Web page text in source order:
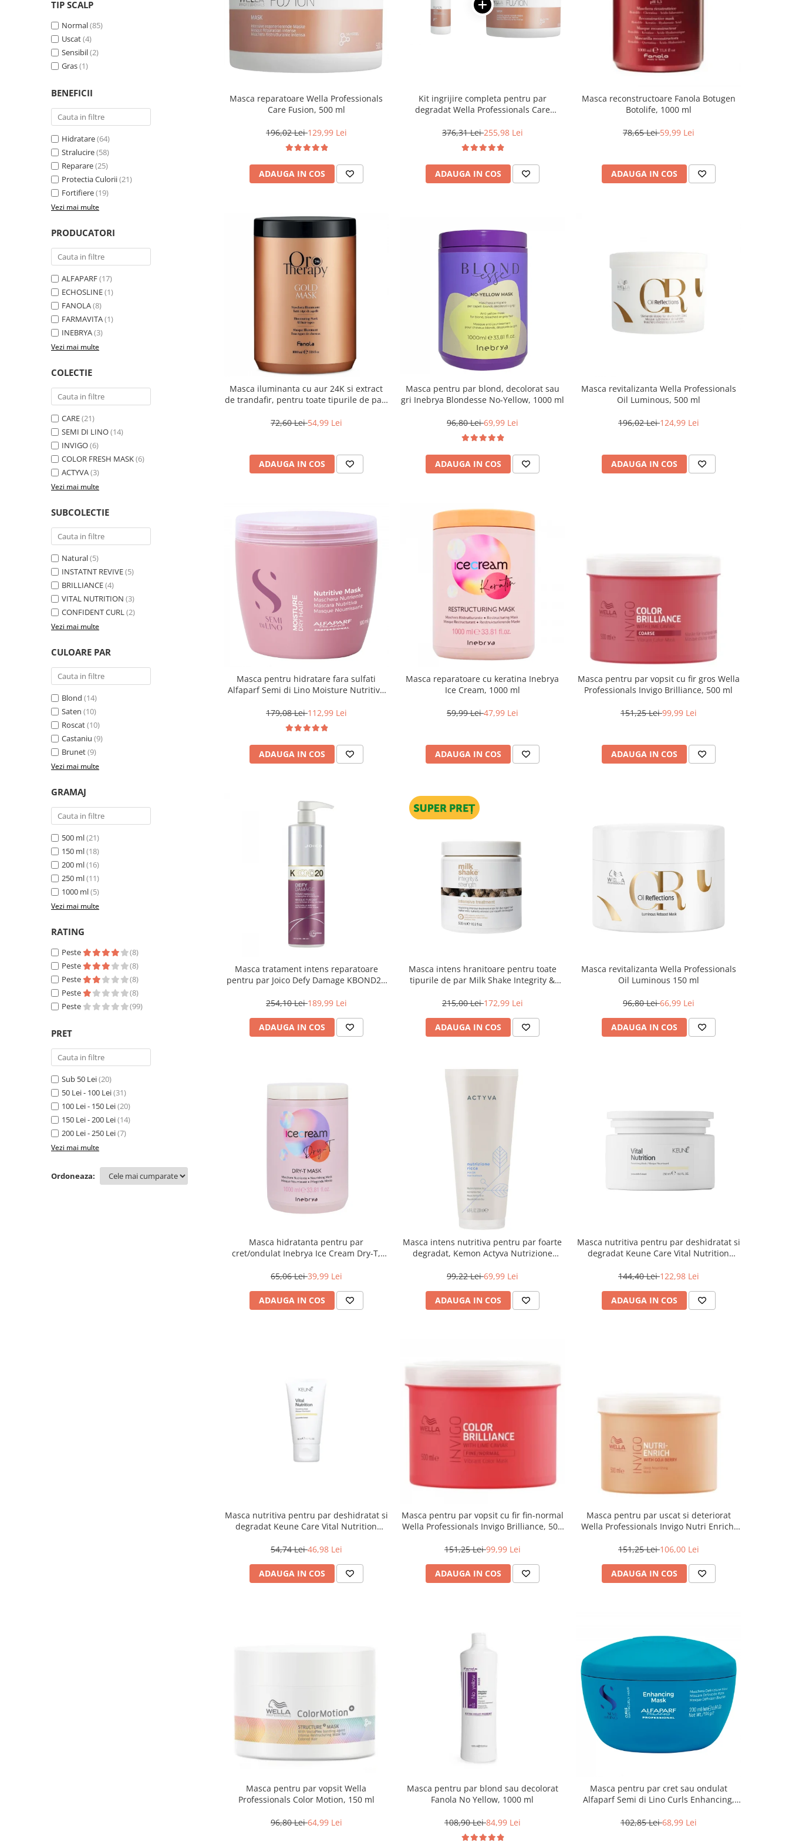
TIP SCALP
Normal(85)
Uscat(4)
Sensibil(2)
Gras(1)
BENEFICII
Hidratare(64)
Stralucire(58)
Reparare(25)
Protectia Culorii(21)
Fortifiere(19)
Vezi mai multe
PRODUCATORI
ALFAPARF(17)
ECHOSLINE(1)
FANOLA(8)
FARMAVITA(1)
INEBRYA(3)
Vezi mai multe
COLECTIE
CARE(21)
SEMI DI LINO(14)
INVIGO(6)
COLOR FRESH MASK(6)
ACTYVA(3)
Vezi mai multe
SUBCOLECTIE
Natural(5)
INSTATNT REVIVE(5)
BRILLIANCE(4)
VITAL NUTRITION (3)
CONFIDENT CURL(2)
Vezi mai multe
CULOARE PAR
Blond (14)
Saten (10)
Roscat(10)
Castaniu (9)
Brunet(9)
Vezi mai multe
GRAMAJ
500 ml(21)
150 ml(18)
200 ml(16)
250 ml(11)
1000 ml(5)
Vezi mai multe
RATING
Peste
(8)
Peste
(8)
Peste
(8)
Peste
(8)
Peste
(99)
PRET
Sub 50 Lei(20)
50 Lei - 100 Lei(31)
100 Lei - 150 Lei(20)
150 Lei - 200 Lei(14)
200 Lei - 250 Lei(7)
Vezi mai multe
Ordoneaza:
Masca reparatoare Wella Professionals
Care Fusion, 500 ml
196,02 Lei129,99 Lei
ADAUGA IN COS
Kit ingrijire completa pentru par
degradat Wella Professionals Care
376,31 Lei255,98 Lei
ADAUGA IN COS
Masca reconstructoare Fanola Botugen
Botolife, 1000 ml
78,65 Lei59,99 Lei
ADAUGA IN COS
Masca iluminanta cu aur 24K si extract
de trandafir, pentru toate tipurile de par,
72,60 Lei54,99 Lei
ADAUGA IN COS
Masca pentru par blond, decolorat sau
gri Inebrya Blondesse No-Yellow, 1000 ml
96,80 Lei69,99 Lei
ADAUGA IN COS
Masca revitalizanta Wella Professionals
Oil Luminous, 500 ml
196,02 Lei124,99 Lei
ADAUGA IN COS
Masca pentru hidratare fara sulfati
Alfaparf Semi di Lino Moisture Nutritive
179,08 Lei112,99 Lei
ADAUGA IN COS
Masca reparatoare cu keratina Inebrya
Ice Cream, 1000 ml
59,99 Lei47,99 Lei
ADAUGA IN COS
Masca pentru par vopsit cu fir gros Wella
Professionals Invigo Brilliance, 500 ml
151,25 Lei99,99 Lei
ADAUGA IN COS
Masca tratament intens reparatoare
pentru par Joico Defy Damage KBOND20
254,10 Lei189,99 Lei
ADAUGA IN COS
Masca intens hranitoare pentru toate
tipurile de par Milk Shake Integrity &
215,00 Lei172,99 Lei
ADAUGA IN COS
Masca revitalizanta Wella Professionals
Oil Luminous 150 ml
96,80 Lei66,99 Lei
ADAUGA IN COS
Masca hidratanta pentru par
cret/ondulat Inebrya Ice Cream Dry-T,
65,06 Lei39,99 Lei
ADAUGA IN COS
Masca intens nutritiva pentru par foarte
degradat, Kemon Actyva Nutrizione
99,22 Lei69,99 Lei
ADAUGA IN COS
Masca nutritiva pentru par deshidratat si
degradat Keune Care Vital Nutrition
144,40 Lei122,98 Lei
ADAUGA IN COS
Masca nutritiva pentru par deshidratat si
degradat Keune Care Vital Nutrition
54,74 Lei46,98 Lei
ADAUGA IN COS
Masca pentru par vopsit cu fir fin-normal
Wella Professionals Invigo Brilliance, 500
151,25 Lei99,99 Lei
ADAUGA IN COS
Masca pentru par uscat si deteriorat
Wella Professionals Invigo Nutri Enrich,
151,25 Lei106,00 Lei
ADAUGA IN COS
Masca pentru par vopsit Wella
Professionals Color Motion, 150 ml
96,80 Lei64,99 Lei
Masca pentru par blond sau decolorat
Fanola No Yellow, 1000 ml
108,90 Lei84,99 Lei
Masca pentru par cret sau ondulat
Alfaparf Semi di Lino Curls Enhancing,
102,85 Lei68,99 Lei